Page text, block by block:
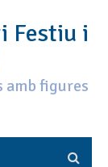
Festiu i
amb figures